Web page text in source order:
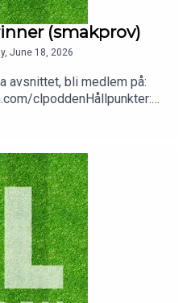
(smakprov)
June 18, 2026
avsnittet, bli medlem på:
clpoddenHållpunkter:CL
26:22:36 Årets
Årets
Årets
Årets
ögonblick45:13 Årets